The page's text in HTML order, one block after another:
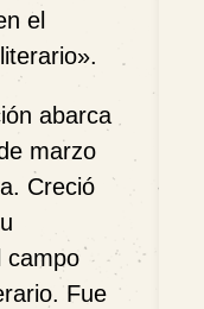
el
».
abarca
marzo
Creció
campo
Fue